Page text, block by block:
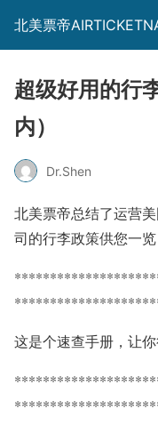
北美票帝
超级好用的行
内）
Dr.Shen
北美票帝总结了运营
司的行李政策供您一览
这是个速查手册，让